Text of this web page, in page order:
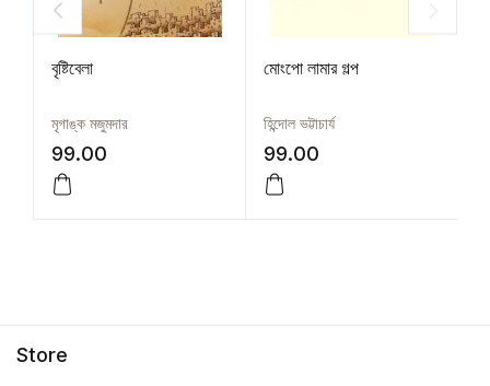
বৃষ্টিবেলা
মৃগাঙ্ক মজুমদার
99.00
মোংপো লামার গল্প
হিন্দোল ভট্টাচার্য
99.00
Store